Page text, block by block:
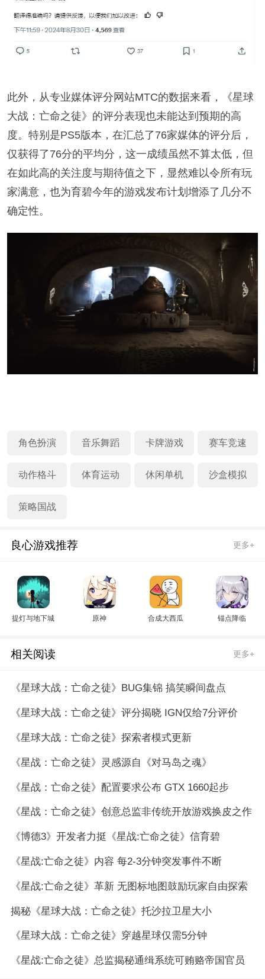
此外，从专业媒体评分网站MTC的数据来看，《星球
大战：亡命之徒》的评分表现也未能达到预期的高
度。特别是PS5版本，在汇总了76家媒体的评分后，
仅获得了76分的平均分，这一成绩虽然不算太低，但
在如此高的关注度与期待值之下，显然难以令所有玩
家满意，也为育碧今年的游戏发布计划增添了几分不
确定性。
角色扮演 音乐舞蹈 卡牌游戏 赛车竞速
动作格斗 体育运动 休闲单机 沙盒模拟
策略国战
良心游戏推荐 更多+
提灯与地下城 原神 合成大西瓜 锚点降临
相关阅读 更多+
《星球大战：亡命之徒》BUG集锦 搞笑瞬间盘点
《星球大战：亡命之徒》评分揭晓 IGN仅给7分评价
《星球大战：亡命之徒》探索者模式更新
《星战：亡命之徒》灵感源自《对马岛之魂》
《星战：亡命之徒》配置要求公布 GTX 1660起步
《星战：亡命之徒》创意总监非传统开放游戏换皮之作
《博德3》开发者力挺《星战:亡命之徒》信育碧
《星战:亡命之徒》内容 每2-3分钟突发事件不断
《星战:亡命之徒》革新 无图标地图鼓励玩家自由探索
揭秘《星球大战：亡命之徒》托沙拉卫星大小
《星球大战：亡命之徒》穿越星球仅需5分钟
《星战:亡命之徒》总监揭秘通缉系统可贿赂帝国官员